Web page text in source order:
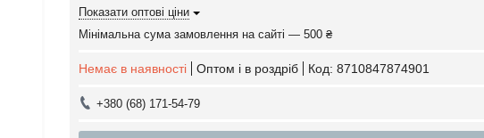
Показати оптові ціни
Мінімальна сума замовлення на сайті — 500 ₴
Немає в наявності Оптом і в роздріб Код: 8710847874901
+380 (68) 171-54-79